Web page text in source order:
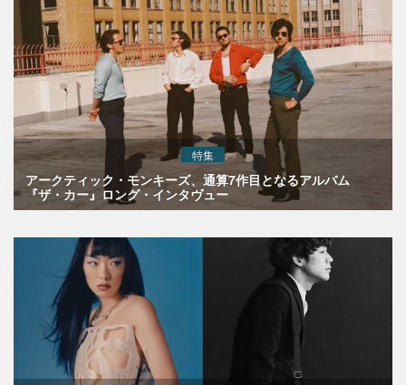
特集
アークティック・モンキーズ、通算7作目となるアルバム
『ザ・カー』ロング・インタヴュー